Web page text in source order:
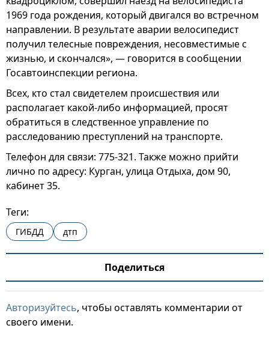
1969 года рождения, который двигался во встречном
направлении. В результате аварии велосипедист
получил телесные повреждения, несовместимые с
жизнью, и скончался», — говорится в сообщении
Госавтоинспекции региона.
Всех, кто стал свидетелем происшествия или
располагает какой-либо информацией, просят
обратиться в следственное управление по
расследованию преступлений на транспорте.
Телефон для связи: 775-321. Также можно прийти
лично по адресу: Курган, улица Отдыха, дом 90,
кабинет 35.
Теги:
ГИБДД дтп
Поделиться
Авторизуйтесь, чтобы оставлять комментарии от
своего имени.